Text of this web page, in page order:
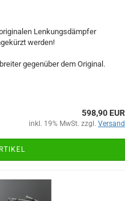
Lenkungsdämpfer
werden!
gegenüber dem Original.
598,90 EUR
inkl. 19% MwSt. zzgl. Versand